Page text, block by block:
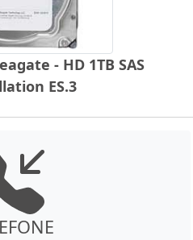
- HD 1TB SAS
ES.3